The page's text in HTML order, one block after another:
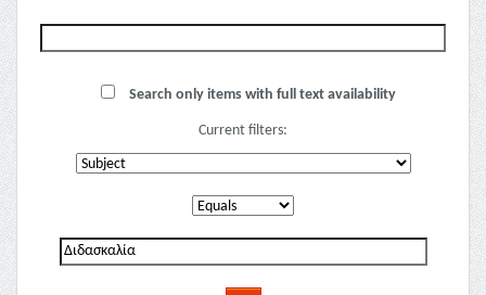
Search only items with full text availability
Current filters: